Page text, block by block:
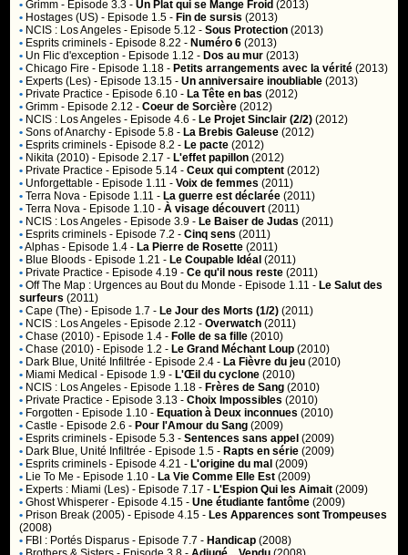
• Grimm - Episode 3.3 -Un Plat qui se Mange Froid (2013)
• Hostages (US) - Episode 1.5 - Fin de sursis (2013)
• NCIS : Los Angeles - Episode 5.12 -Sous Protection (2013)
• Esprits criminels - Episode 8.22 - Numéro 6 (2013)
• Un Flic d'exception - Episode 1.12 - Dos au mur (2013)
• Chicago Fire - Episode 1.18 - Petits arrangements avec la vérité (2013)
• Experts (Les) - Episode 13.15 -Un anniversaire inoubliable (2013)
• Private Practice - Episode 6.10 - La Tête en bas (2012)
• Grimm - Episode 2.12 -Coeur de Sorcière (2012)
• NCIS : Los Angeles - Episode 4.6 - Le Projet Sinclair (2/2) (2012)
• Sons of Anarchy - Episode 5.8 - La Brebis Galeuse (2012)
• Esprits criminels - Episode 8.2 - Le pacte (2012)
• Nikita (2010) - Episode 2.17 - L'effet papillon (2012)
• Private Practice - Episode 5.14 -Ceux qui comptent (2012)
• Unforgettable - Episode 1.11 -Voix de femmes (2011)
• Terra Nova - Episode 1.11 - La guerre est déclarée (2011)
• Terra Nova - Episode 1.10 -À visage découvert (2011)
• NCIS : Los Angeles - Episode 3.9 - Le Baiser de Judas (2011)
• Esprits criminels - Episode 7.2 -Cinq sens (2011)
•Alphas - Episode 1.4 - La Pierre de Rosette (2011)
• Blue Bloods - Episode 1.21 - Le Coupable Idéal (2011)
• Private Practice - Episode 4.19 -Ce qu'il nous reste (2011)
• Off The Map : Urgences au Bout du Monde - Episode 1.11 - Le Salut des
surfeurs (2011)
• Cape (The) - Episode 1.7 - Le Jour des Morts (1/2) (2011)
• NCIS : Los Angeles - Episode 2.12 -Overwatch (2011)
• Chase (2010) - Episode 1.4 - Folle de sa fille (2010)
• Chase (2010) - Episode 1.2 - Le Grand Méchant Loup (2010)
• Dark Blue, Unité Infiltrée - Episode 2.4 - La Fièvre du jeu (2010)
• Miami Medical - Episode 1.9 - L'Œil du cyclone (2010)
• NCIS : Los Angeles - Episode 1.18 - Frères de Sang (2010)
• Private Practice - Episode 3.13 -Choix Impossibles (2010)
• Forgotten - Episode 1.10 - Equation à Deux inconnues (2010)
• Castle - Episode 2.6 - Pour l'Amour du Sang (2009)
• Esprits criminels - Episode 5.3 -Sentences sans appel (2009)
• Dark Blue, Unité Infiltrée - Episode 1.5 - Rapts en série (2009)
• Esprits criminels - Episode 4.21 - L'origine du mal (2009)
• Lie To Me - Episode 1.10 - La Vie Comme Elle Est (2009)
• Experts : Miami (Les) - Episode 7.17 - L'Espion Qui les Aimait (2009)
• Ghost Whisperer - Episode 4.15 -Une étudiante fantôme (2009)
• Prison Break (2005) - Episode 4.15 - Les Apparences sont Trompeuses
(2008)
• FBI : Portés Disparus - Episode 7.7 - Handicap (2008)